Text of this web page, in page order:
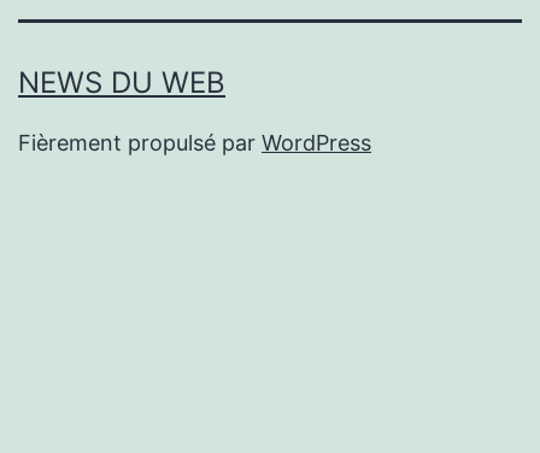
NEWS DU WEB
Fièrement propulsé par WordPress